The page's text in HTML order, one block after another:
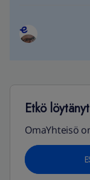
Etkö
OmaYhteisö